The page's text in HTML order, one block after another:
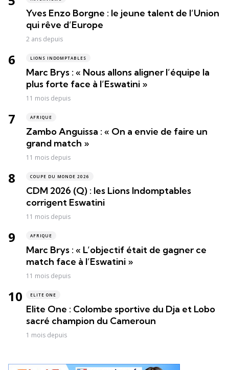
Yves Enzo Borgne : le jeune talent de l’Union
qui rêve d’Europe
2 ans depuis
LIONS INDOMPTABLES
Marc Brys : « Nous allons aligner l’équipe la
plus forte face à l’Eswatini »
11 mois depuis
AFRIQUE
Zambo Anguissa : « On a envie de faire un
grand match »
11 mois depuis
COUPE DU MONDE 2026
CDM 2026 (Q) : les Lions Indomptables
corrigent Eswatini
11 mois depuis
AFRIQUE
Marc Brys : « L’objectif était de gagner ce
match face à l’Eswatini »
11 mois depuis
ELITE ONE
Elite One : Colombe sportive du Dja et Lobo
sacré champion du Cameroun
1 mois depuis